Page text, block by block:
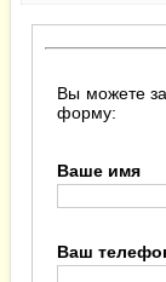
Вы можете
форму:
Ваше имя
Ваш